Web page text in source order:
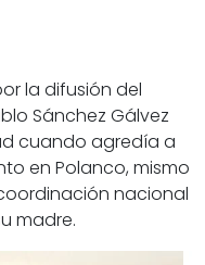
la difusión del
Sánchez Gálvez
cuando agredía a
en Polanco, mismo
nacional
madre.